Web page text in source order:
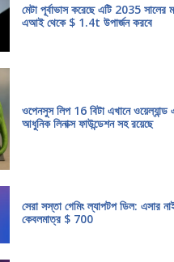
মেটা পূর্বাভাস করেছে এটি 2035 সালের
এআই থেকে $ 1.4t উপার্জন করবে
ওপেনসুস লিপ 16 বিটা এখানে ওয়েল্যান্ড
আধুনিক লিনাক্স ফাউন্ডেশন সহ রয়েছে
সেরা সস্তা গেমিং ল্যাপটপ ডিল: এসার
কেবলমাত্র $ 700